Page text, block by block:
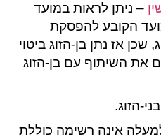
– ניתן לראות במועד
הקובע להפסקת
שכן אז נתן בן-הזוג ביטוי
את השיתוף עם בן-הזוג
הזוג.
אינה רשימה כוללת